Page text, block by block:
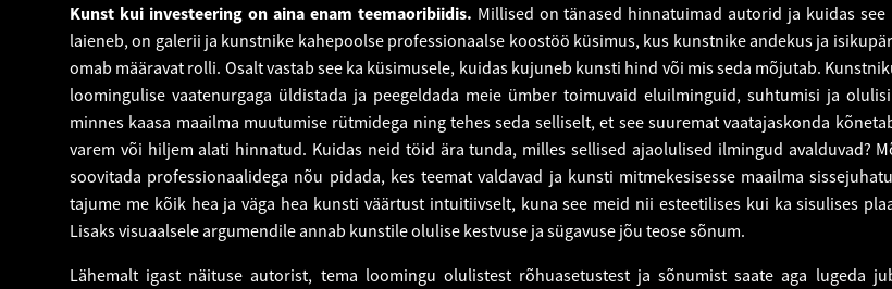
Kunst kui investeering on aina enam teemaoribiidis. Millised on tänased hinnatuimad autorid ja kuidas
laieneb, on galerii ja kunstnike kahepoolse professionaalse koostöö küsimus, kus kunstnike andekus ja
omab määravat rolli. Osalt vastab see ka küsimusele, kuidas kujuneb kunsti hind või mis seda mõjutab.
loomingulise vaatenurgaga üldistada ja peegeldada meie ümber toimuvaid eluilminguid, suhtumisi ja
minnes kaasa maailma muutumise rütmidega ning tehes seda selliselt, et see suuremat vaatajaskonda
varem või hiljem alati hinnatud. Kuidas neid töid ära tunda, milles sellised ajaolulised ilmingud avalduvad?
soovitada professionaalidega nõu pidada, kes teemat valdavad ja kunsti mitmekesisesse maailma
tajume me kõik hea ja väga hea kunsti väärtust intuitiivselt, kuna see meid nii esteetilises kui ka sisulises
Lisaks visuaalsele argumendile annab kunstile olulise kestvuse ja sügavuse jõu teose sõnum.
Lähemalt igast näituse autorist, tema loomingu olulistest rõhuasetustest ja sõnumist saate aga lugeda